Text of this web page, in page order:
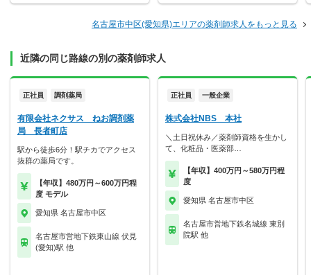
名古屋市中区(愛知県)エリアの薬剤師求人をもっと見る
近隣の同じ路線の別の薬剤師求人
正社員 調剤薬局
有限会社ネクサス ねお調剤薬
局 長者町店
駅から徒歩6分！駅チカでアクセス
抜群の薬局です。
【年収】480万円～600万円程
度 モデル
愛知県 名古屋市中区
名古屋市営地下鉄東山線 伏見
(愛知)駅 他
正社員 一般企業
株式会社NBS 本社
＼土日祝休み／薬剤師資格を生かし
て、化粧品・医薬部…
【年収】400万円～580万円程
度
愛知県 名古屋市中区
名古屋市営地下鉄名城線 東別
院駅 他